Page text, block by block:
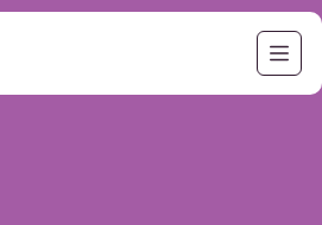
التجاوز
إلى
المحتوى